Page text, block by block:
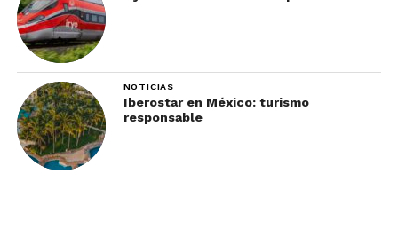
NOTICIAS
Iberostar en México: turismo
responsable